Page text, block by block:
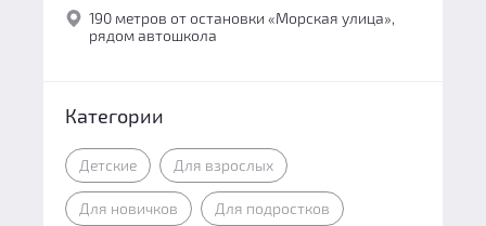
190 метров от остановки «Морская улица»,
рядом автошкола
Категории
Детские Для взрослых
Для новичков Для подростков